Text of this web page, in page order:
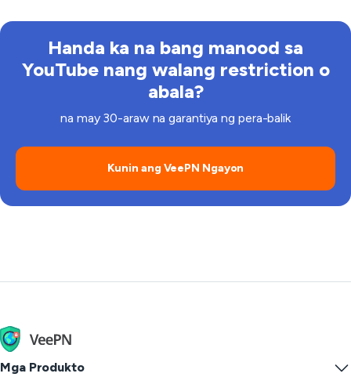
Handa ka na bang manood sa
YouTube nang walang restriction o
abala?
na may 30-araw na garantiya ng pera-balik
Kunin ang VeePN Ngayon
Mga Produkto